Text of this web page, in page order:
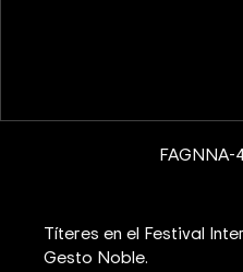
Títeres en el Festival
Gesto Noble.